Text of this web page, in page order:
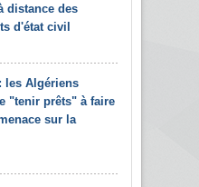
distance des
d'état civil
les Algériens
"tenir prêts" à faire
sur la